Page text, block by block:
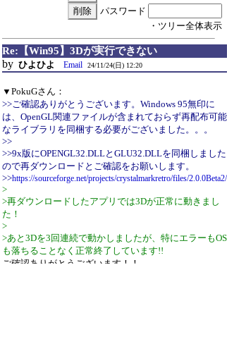
パスワード
・ツリー全体表示
Re:【Win95】3Dが実行できない
by ひよひよ Email 24/11/24(日) 12:20
▼PokuGさん：
>>ご確認ありがとうございます。Windows 95無印に
は、OpenGL関連ファイルが含まれておらず再配布可能
なライブラリを同梱する必要がございました。。。
>>
>>9x版にOPENGL32.DLLとGLU32.DLLを同梱しました
ので再ダウンロードとご確認をお願いします。
>>https://sourceforge.net/projects/crystalmarkretro/files/2.0.0Beta2/
>
>再ダウンロードしたアプリでは3Dが正常に動きまし
た！
>
>あと3Dを3回連続で動かしましたが、特にエラーもOS
も落ちることなく正常終了しています!!
ご確認ありがとうございます！！